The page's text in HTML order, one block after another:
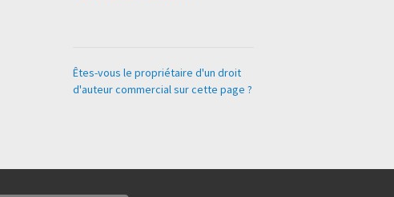
Êtes-vous le propriétaire d'un droit
d'auteur commercial sur cette page ?